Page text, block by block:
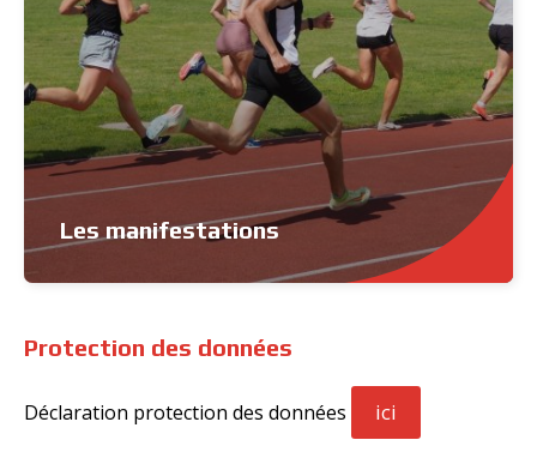
Les manifestations
Protection des données
Déclaration protection des données ici